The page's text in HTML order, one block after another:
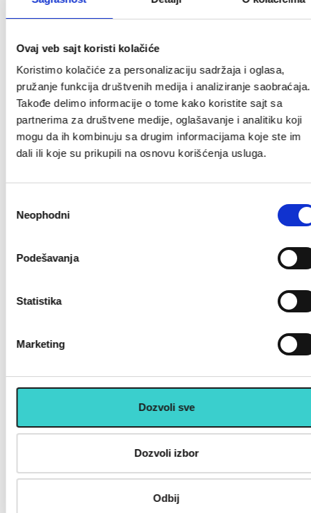
Ovaj veb sajt koristi kolačiće
Koristimo kolačiće za personalizaciju sadržaja i oglasa,
pružanje funkcija društvenih medija i analiziranje saobraćaja.
Takođe delimo informacije o tome kako koristite sajt sa
partnerima za društvene medije, oglašavanje i analitiku koji
mogu da ih kombinuju sa drugim informacijama koje ste im
dali ili koje su prikupili na osnovu korišćenja usluga.
сагласности
Neophodni
Podešavanja
Statistika
Marketing
Dozvoli sve
Dozvoli izbor
Odbij
RING Bučica 1x2 kg
490 rsd
RING Bučica 1x3kg
693 rsd
990
RING Bučica 1x4kg
30%
RING vinyl bucica 1x3kg-RX
1.390